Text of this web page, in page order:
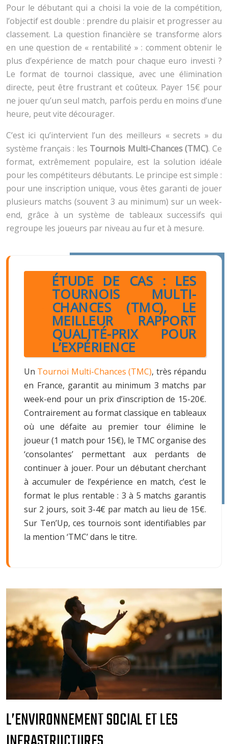
Pour le débutant qui a choisi la voie de la compétition,
l’objectif est double : prendre du plaisir et progresser au
classement. La question financière se transforme alors
en une question de « rentabilité » : comment obtenir le
plus d’expérience de match pour chaque euro investi ?
Le format de tournoi classique, avec une élimination
directe, peut être frustrant et coûteux. Payer 15€ pour
ne jouer qu’un seul match, parfois perdu en moins d’une
heure, peut vite décourager.
C’est ici qu’intervient l’un des meilleurs « secrets » du
système français : les Tournois Multi-Chances (TMC). Ce
format, extrêmement populaire, est la solution idéale
pour les compétiteurs débutants. Le principe est simple :
pour une inscription unique, vous êtes garanti de jouer
plusieurs matchs (souvent 3 au minimum) sur un week-
end, grâce à un système de tableaux successifs qui
regroupe les joueurs par niveau au fur et à mesure.
ÉTUDE DE CAS : LES
TOURNOIS MULTI-
CHANCES (TMC), LE
MEILLEUR RAPPORT
QUALITÉ-PRIX POUR
L’EXPÉRIENCE
Un Tournoi Multi-Chances (TMC), très répandu
en France, garantit au minimum 3 matchs par
week-end pour un prix d’inscription de 15-20€.
Contrairement au format classique en tableaux
où une défaite au premier tour élimine le
joueur (1 match pour 15€), le TMC organise des
‘consolantes’ permettant aux perdants de
continuer à jouer. Pour un débutant cherchant
à accumuler de l’expérience en match, c’est le
format le plus rentable : 3 à 5 matchs garantis
sur 2 jours, soit 3-4€ par match au lieu de 15€.
Sur Ten’Up, ces tournois sont identifiables par
la mention ‘TMC’ dans le titre.
L’ENVIRONNEMENT SOCIAL ET LES